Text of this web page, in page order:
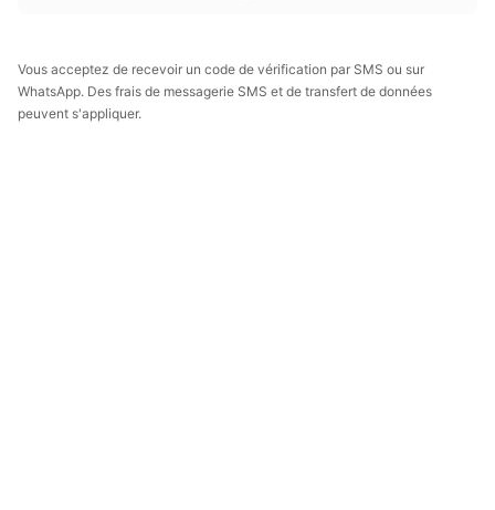
Vous acceptez de recevoir un code de vérification par SMS ou sur
WhatsApp. Des frais de messagerie SMS et de transfert de données
peuvent s'appliquer.